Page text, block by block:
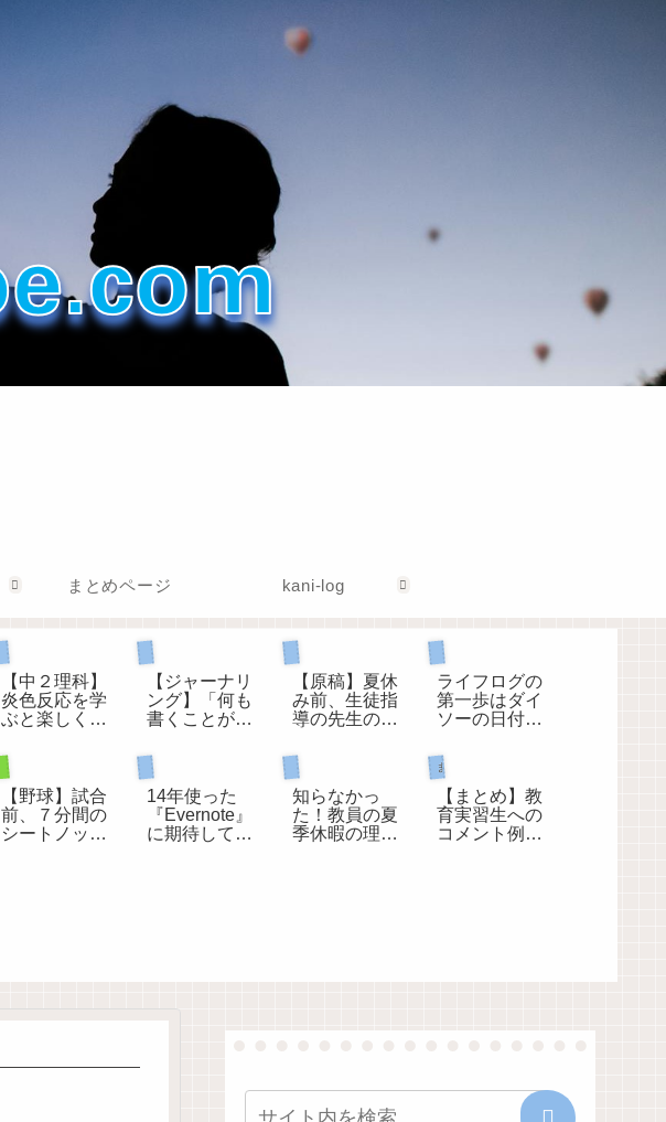
まとめページ kani-log
理科の授業
【中２理科】
炎色反応を学
ぶと楽しくな
ジャーナリング
【ジャーナリ
ング】「何も
書くことがな
れを書く！
生徒指導担当として
【原稿】夏休
み前、生徒指
導の先生のお
教師手帳
ライフログの
第一歩はダイ
ソーの日付ス
り
部活動顧問として
【野球】試合
前、７分間の
シートノック
パソコン
14年使った
『Evernote』
に期待してい
管理職として
知らなかっ
た！教員の夏
季休暇の理由
まとめページ
【まとめ】教
育実習生への
コメント例